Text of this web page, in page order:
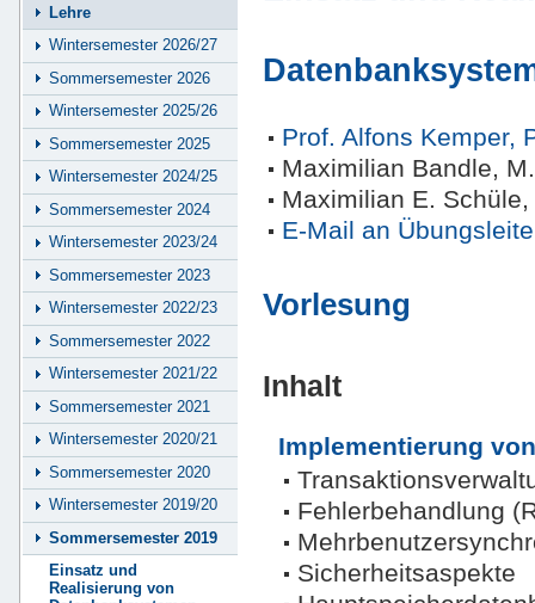
Prof. Alfons Kemper,
Maximilian Bandle,
Maximilian E.
E-Mail an
Vorlesung
Inhalt
Implementierung
Fehlerbehandlung
Sicherheitsaspekte
Lehre
Wintersemester 2026/27
Sommersemester 2026
Wintersemester 2025/26
Sommersemester 2025
Wintersemester 2024/25
Sommersemester 2024
Wintersemester 2023/24
Sommersemester 2023
Wintersemester 2022/23
Sommersemester 2022
Wintersemester 2021/22
Sommersemester 2021
Wintersemester 2020/21
Sommersemester 2020
Wintersemester 2019/20
Sommersemester 2019
Einsatz und
Realisierung von